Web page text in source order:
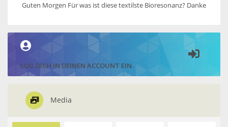
Guten Morgen Für was ist diese textilste Bioresonanz? Danke
LOG DICH IN DEINEN ACCOUNT EIN.
Media